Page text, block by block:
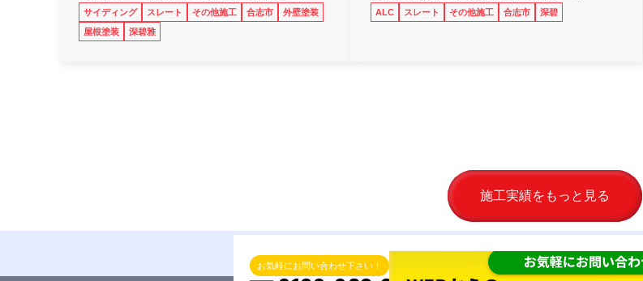
サイディング スレート その他施工 合志市
外壁塗装
屋根塗装
深碧雅
ALC スレート その他施工 合志市 深碧
施工実績をもっと見る
お気軽にお問い合わせ下さい！